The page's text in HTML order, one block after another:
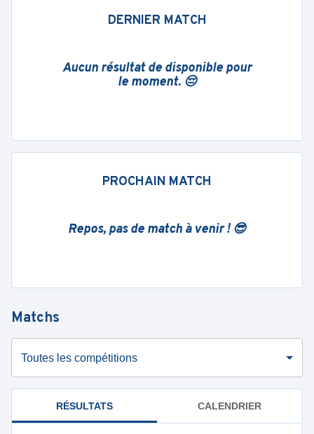
DERNIER MATCH
Aucun résultat de disponible pour
le moment. 😔
PROCHAIN MATCH
Repos, pas de match à venir ! 😎
Matchs
Toutes les compétitions
RÉSULTATS CALENDRIER